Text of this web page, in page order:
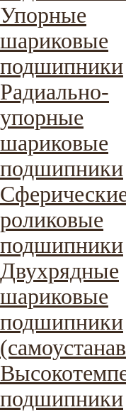
Упорные
шариковые
подшипники
Радиально-
упорные
шариковые
подшипники
роликовые
подшипники
Двухрядные
шариковые
подшипники
подшипники